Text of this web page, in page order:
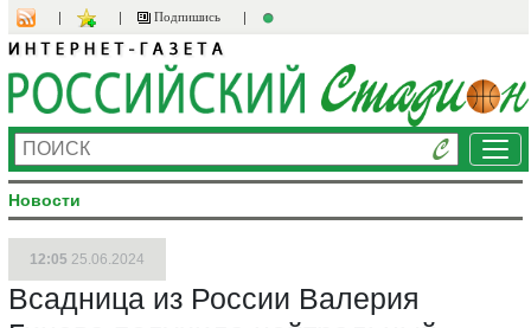
Подпишись
Новости
12:05 25.06.2024
Всадница из России Валерия